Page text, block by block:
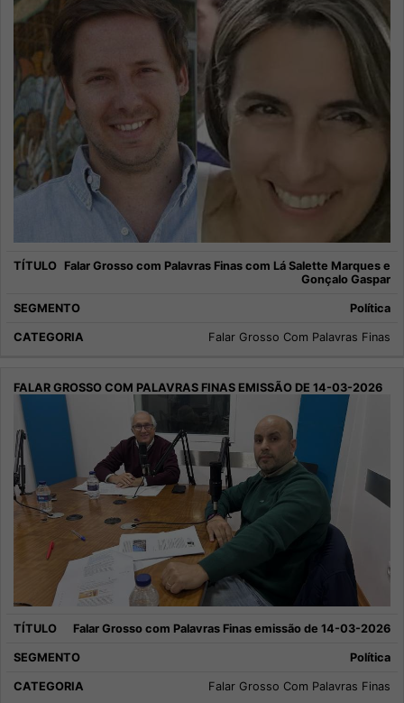
Falar Grosso com Palavras Finas com Lá Salette Marques e
Gonçalo Gaspar
Política
Falar Grosso Com Palavras Finas
Falar Grosso com Palavras Finas emissão de 14-03-2026
Política
Falar Grosso Com Palavras Finas